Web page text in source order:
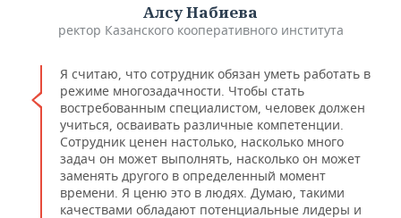
Алсу Набиева
ректор Казанского кооперативного института
Я считаю, что сотрудник обязан уметь работать в
режиме многозадачности. Чтобы стать
востребованным специалистом, человек должен
учиться, осваивать различные компетенции.
Сотрудник ценен настолько, насколько много
задач он может выполнять, насколько он может
заменять другого в определенный момент
времени. Я ценю это в людях. Думаю, такими
качествами обладают потенциальные лидеры и